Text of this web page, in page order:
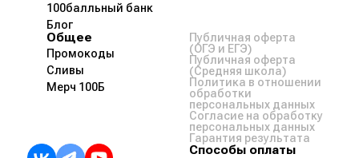
100балльный банк
Блог
Общее
Промокоды
Сливы
Мерч 100Б
Публичная оферта
(ОГЭ и ЕГЭ)
Публичная оферта
(Средняя школа)
Политика в отношении
обработки
персональных данных
Согласие на обработку
персональных данных
Гарантия результата
Способы оплаты